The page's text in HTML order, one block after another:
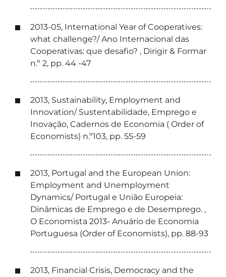
2013-05, International Year of Cooperatives:
what challenge?/ Ano Internacional das
Cooperativas: que desafio? , Dirigir & Formar
n.º 2, pp. 44 -47
2013, Sustainability, Employment and
Innovation/ Sustentabilidade, Emprego e
Inovação, Cadernos de Economia ( Order of
Economists) n.º103, pp. 55-59
2013, Portugal and the European Union:
Employment and Unemployment
Dynamics/ Portugal e União Europeia:
Dinâmicas de Emprego e de Desemprego. ,
O Economista 2013- Anuário de Economia
Portuguesa (Order of Economists), pp. 88-93
2013, Financial Crisis, Democracy and the